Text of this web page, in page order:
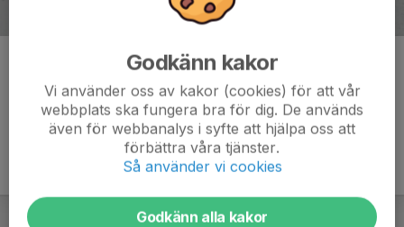
Godkänn kakor
Vi använder oss av kakor (cookies) för att vår
webbplats ska fungera bra för dig. De används
även för webbanalys i syfte att hjälpa oss att
förbättra våra tjänster.
Så använder vi cookies
Godkänn alla kakor